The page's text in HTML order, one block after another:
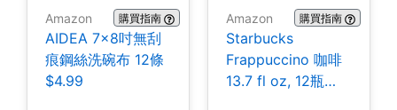
Amazon 購買指南
AIDEA 7×8吋無刮
痕鋼絲洗碗布 12條
$4.99
Amazon 購買指南
Starbucks
Frappuccino 咖啡
13.7 fl oz, 12瓶